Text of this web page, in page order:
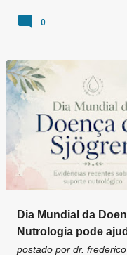
0
Dia Mundial da
Nutrologia pode
postado por dr.